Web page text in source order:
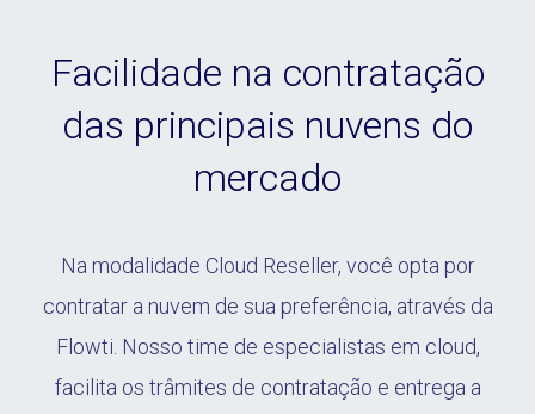
Facilidade na contratação
das principais nuvens do
mercado
Na modalidade Cloud Reseller, você opta por
contratar a nuvem de sua preferência, através da
Flowti. Nosso time de especialistas em cloud,
facilita os trâmites de contratação e entrega a